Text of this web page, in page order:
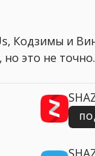
Кодзимы и
это не точно.